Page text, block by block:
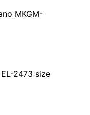
MKGM-
2473 size